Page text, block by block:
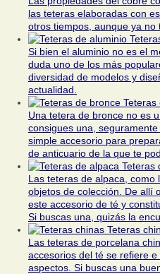
las teteras elaboradas con
otros tiempos, aunque ya no
Si bien el aluminio no es el
duda uno de los más
diversidad de modelos y
actualidad.
Teteras
Una tetera de bronce no es
consigues una,
simple accesorio para
de anticuario de la que te
Teteras
Las teteras de alpaca, como
objetos de colección. De allí
este accesorio de té y
Si buscas una, quizás la
Teteras
Las teteras de porcelana
accesorios del té se refiere
aspectos. Si buscas una